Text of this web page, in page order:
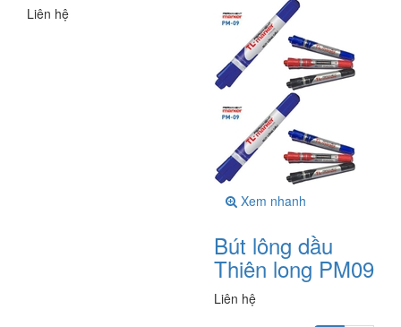
Liên hệ
Xem nhanh
Bút lông dầu
Thiên long PM09
Liên hệ